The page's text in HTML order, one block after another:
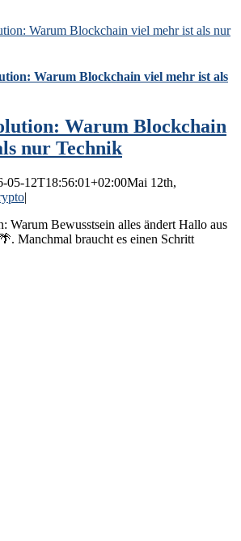
Warum Blockchain viel mehr ist als nur
Warum Blockchain viel mehr ist als
Warum Blockchain
nur Technik
05-12T18:56:01+02:00Mai 12th,
|
Warum Bewusstsein alles ändert Hallo aus
Manchmal braucht es einen Schritt